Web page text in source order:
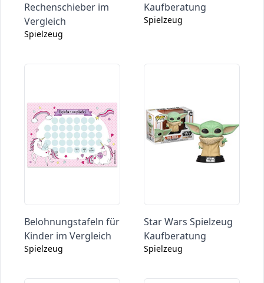
Rechenschieber im
Vergleich
Spielzeug
Kaufberatung
Spielzeug
Belohnungstafeln für
Kinder im Vergleich
Spielzeug
Star Wars Spielzeug
Kaufberatung
Spielzeug